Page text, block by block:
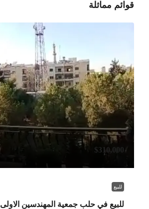
قوائم مماثلة
$310,000
للبيع
للبيع في حلب جمعية المهندسين الاولى